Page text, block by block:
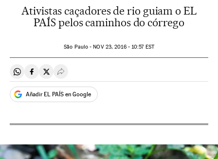
Ativistas caçadores de rio guiam o EL
PAÍS pelos caminhos do córrego
São Paulo - NOV23, 2016 - 10:57EST
Compartir en Whatsapp
Compartir en Facebook
Compartir en Twitter
Desplegar Redes Sociales
Añadir EL PAÍS en Google